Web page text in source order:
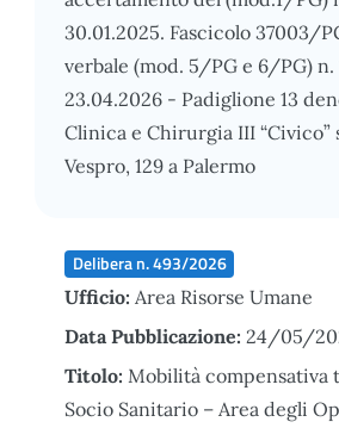
30.01.2025. Fascicolo 37003/
verbale (mod. 5/PG e 6/PG) n.
23.04.2026 - Padiglione 13
Clinica e Chirurgia III “Civico”
Vespro, 129 a Palermo
Delibera n. 493/2026
Ufficio: Area Risorse Umane
Data Pubblicazione: 24/05/
Titolo: Mobilità compensativa
Socio Sanitario – Area degli